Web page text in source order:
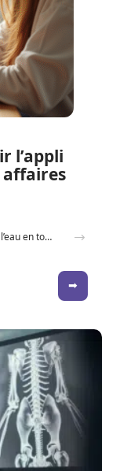
l’appli
affaires
Dracaufeu carte Rare ou ultra rare : quelles différences pour les collectionneurs ?